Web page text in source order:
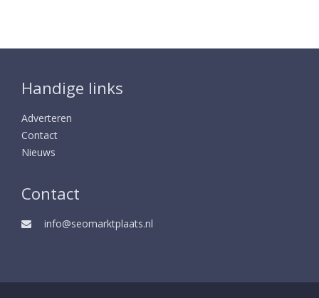
Handige links
Adverteren
Contact
Nieuws
Contact
info@seomarktplaats.nl